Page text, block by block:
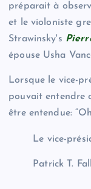
préparait à
et le violoniste
Strawinsky's
épouse Usha
Lorsque le vice-
pouvait entendre
être entendue:
Le vice-
Patrick T.